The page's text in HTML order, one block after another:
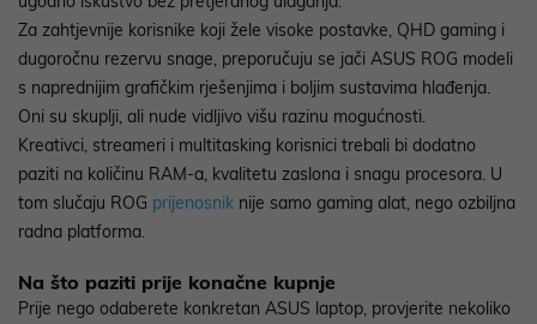
Za zahtjevnije korisnike koji žele visoke postavke, QHD gaming i
dugoročnu rezervu snage, preporučuju se jači ASUS ROG modeli
s naprednijim grafičkim rješenjima i boljim sustavima hlađenja.
Oni su skuplji, ali nude vidljivo višu razinu mogućnosti.
Kreativci, streameri i multitasking korisnici trebali bi dodatno
paziti na količinu RAM-a, kvalitetu zaslona i snagu procesora. U
tom slučaju ROG prijenosnik nije samo gaming alat, nego ozbiljna
radna platforma.
Na što paziti prije konačne kupnje
Prije nego odaberete konkretan ASUS laptop, provjerite nekoliko